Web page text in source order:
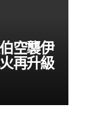
空襲伊
再升級